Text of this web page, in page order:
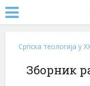
Српска теологија у
Зборник